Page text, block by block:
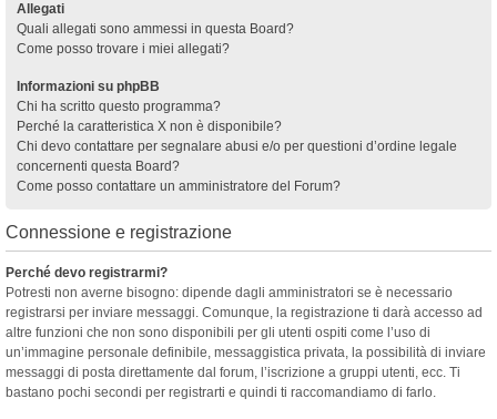
Allegati
Quali allegati sono ammessi in questa Board?
Come posso trovare i miei allegati?
Informazioni su phpBB
Chi ha scritto questo programma?
Perché la caratteristica X non è disponibile?
Chi devo contattare per segnalare abusi e/o per questioni d’ordine legale
concernenti questa Board?
Come posso contattare un amministratore del Forum?
Connessione e registrazione
Perché devo registrarmi?
Potresti non averne bisogno: dipende dagli amministratori se è necessario
registrarsi per inviare messaggi. Comunque, la registrazione ti darà accesso ad
altre funzioni che non sono disponibili per gli utenti ospiti come l’uso di
un’immagine personale definibile, messaggistica privata, la possibilità di inviare
messaggi di posta direttamente dal forum, l’iscrizione a gruppi utenti, ecc. Ti
bastano pochi secondi per registrarti e quindi ti raccomandiamo di farlo.